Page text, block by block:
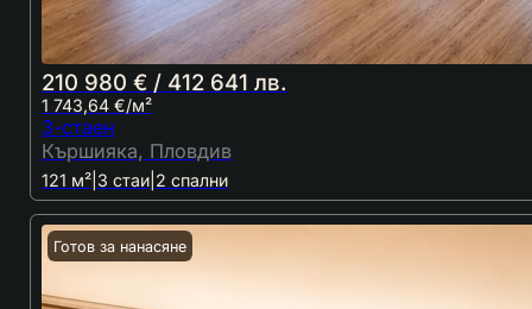
210 980 € / 412 641 лв.
1 743,64 €/м²
3-стаен
Кършияка, Пловдив
121 м²| 3 стаи| 2 спални
Готов за нанасяне